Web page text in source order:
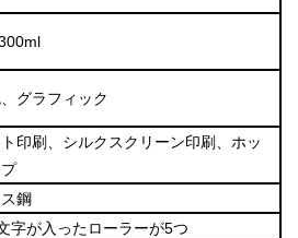
グラフィック
印刷、シルクスクリーン印刷、ホッ
鋼
字が入ったローラーが5つ